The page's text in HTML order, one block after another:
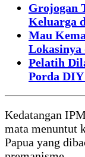
Grojogan
Keluarga
Mau
Pelatih
Porda DIY
Kedatangan
mata menuntut
Papua yang